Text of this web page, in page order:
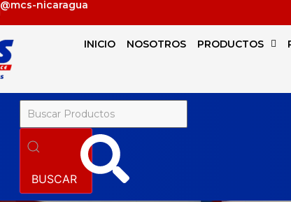
@mcs-nicaragua
INICIO NOSOTROS PRODUCTOS
BUSCAR